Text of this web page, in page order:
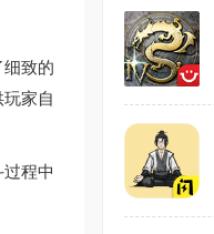
致的
家自
程中